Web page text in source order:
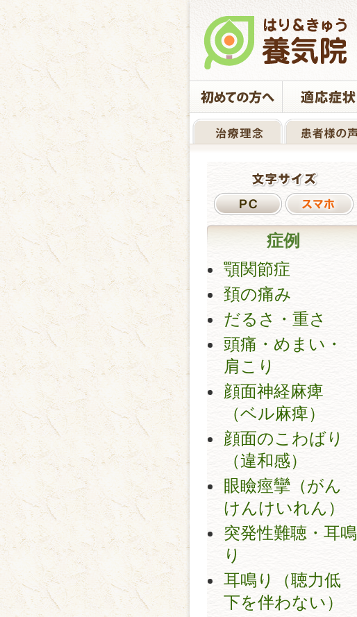
症例
顎関節症
頚の痛み
だるさ・重さ
頭痛・めまい・
肩こり
顔面神経麻痺
（ベル麻痺）
顔面のこわばり
（違和感）
眼瞼痙攣（がん
けんけいれん）
突発性難聴・耳鳴
り
耳鳴り（聴力低
下を伴わない）